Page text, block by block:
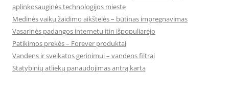
aplinkosauginės technologijos mieste
Medinės vaikų žaidimo aikštelės – būtinas impregnavimas
Vasarinės padangos internetu itin išpopuliarėjo
Patikimos prekės – Forever produktai
Vandens ir sveikatos gerinimui – vandens filtrai
Statybinių atliekų panaudojimas antrą kartą